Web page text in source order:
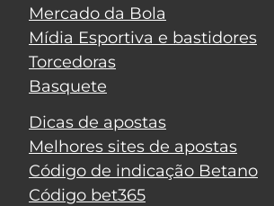
Mercado da Bola
Mídia Esportiva e bastidores
Torcedoras
Basquete
Dicas de apostas
Melhores sites de apostas
Código de indicação Betano
Código bet365